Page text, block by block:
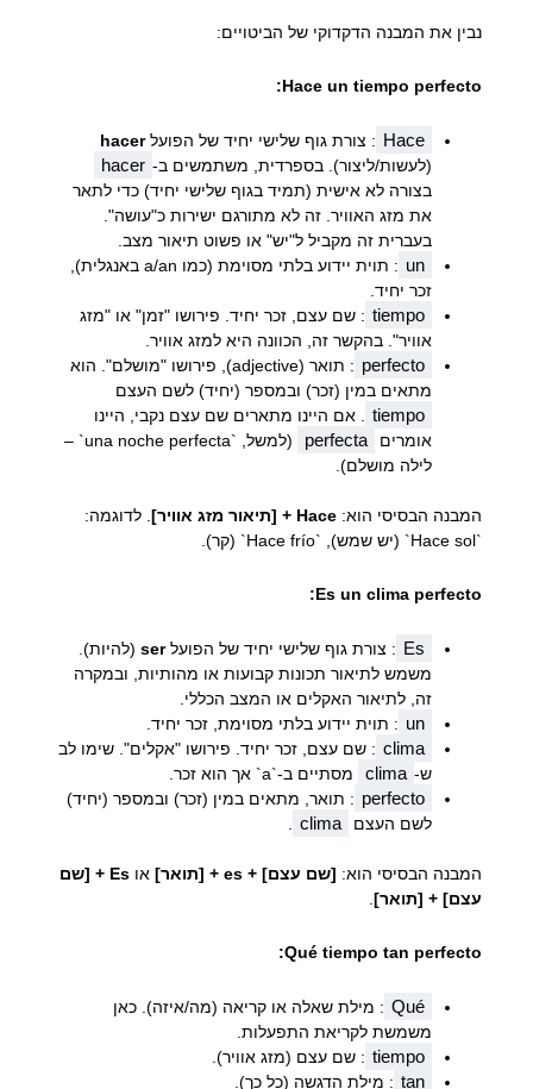
נבין את המבנה הדקדוקי של הביטויים:
Hace un tiempo perfecto:
Hace : צורת גוף שלישי יחיד של הפועלhacer
(לעשות/ליצור). בספרדית, משתמשים ב- hacer
בצורה לא אישית (תמיד בגוף שלישי יחיד) כדי לתאר
את מזג האוויר. זה לא מתורגם ישירות כ"עושה".
בעברית זה מקביל ל"יש" או פשוט תיאור מצב.
un
: תוית יידוע בלתי מסוימת (כמו a/an באנגלית),
זכר יחיד.
tiempo : שם עצם, זכר יחיד. פירושו "זמן" או "מזג
אוויר". בהקשר זה, הכוונה היא למזג אוויר.
perfecto
: תואר (adjective), פירושו "מושלם". הוא
מתאים במין (זכר) ובמספר (יחיד) לשם העצם
tiempo
. אם היינו מתארים שם עצם נקבי, היינו
אומרים
perfecta
(למשל, `una noche perfecta` –
לילה מושלם).
המבנה הבסיסי הוא: Hace + [תיאור מזג אוויר]
. לדוגמה:
`Hace sol` (יש שמש), `Hace frío` (קר).
Es un clima perfecto:
Es : צורת גוף שלישי יחיד של הפועלser(להיות).
משמש לתיאור תכונות קבועות או מהותיות, ובמקרה
זה, לתיאור האקלים או המצב הכללי.
un : תוית יידוע בלתי מסוימת, זכר יחיד.
clima : שם עצם, זכר יחיד. פירושו "אקלים". שימו לב
ש- clima מסתיים ב-`a` אך הוא זכר.
perfecto : תואר, מתאים במין (זכר) ובמספר (יחיד)
לשם העצם
clima
המבנה הבסיסי הוא: [שם עצם] + es + [תואר] או
Es + [שם
עצם] + [תואר].
Qué tiempo tan perfecto:
Qué : מילת שאלה או קריאה (מה/איזה). כאן
משמשת לקריאת התפעלות.
tiempo : שם עצם (מזג אוויר).
tan : מילת הדגשה (כל כך).